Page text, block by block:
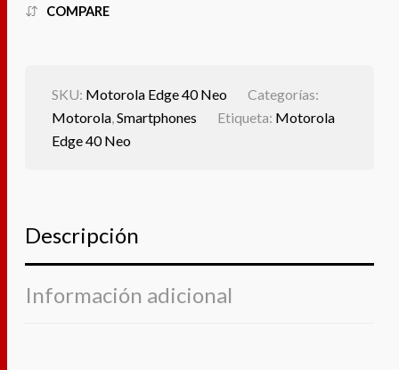
COMPARE
SKU: Motorola Edge 40 Neo
Categorías:
Motorola,Smartphones Etiqueta: Motorola
Edge 40 Neo
Descripción
Información adicional